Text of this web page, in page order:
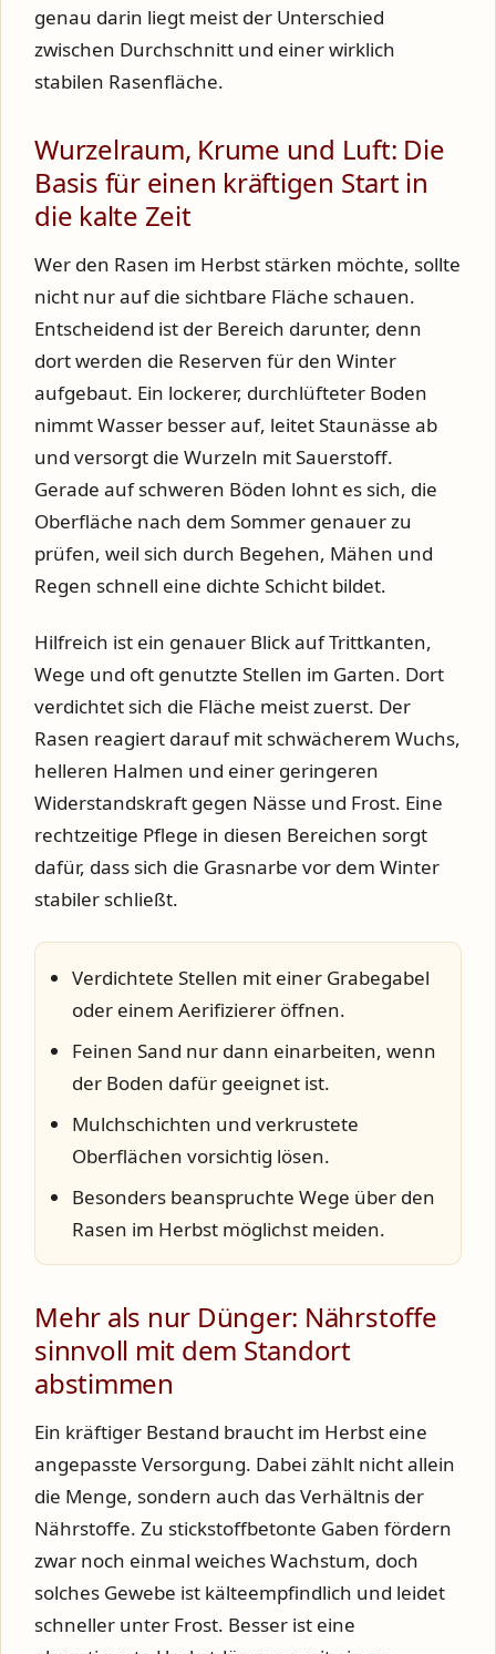
genau darin liegt meist der Unterschied
zwischen Durchschnitt und einer wirklich
stabilen Rasenfläche.
Wurzelraum, Krume und Luft: Die
Basis für einen kräftigen Start in
die kalte Zeit
Wer den Rasen im Herbst stärken möchte, sollte
nicht nur auf die sichtbare Fläche schauen.
Entscheidend ist der Bereich darunter, denn
dort werden die Reserven für den Winter
aufgebaut. Ein lockerer, durchlüfteter Boden
nimmt Wasser besser auf, leitet Staunässe ab
und versorgt die Wurzeln mit Sauerstoff.
Gerade auf schweren Böden lohnt es sich, die
Oberfläche nach dem Sommer genauer zu
prüfen, weil sich durch Begehen, Mähen und
Regen schnell eine dichte Schicht bildet.
Hilfreich ist ein genauer Blick auf Trittkanten,
Wege und oft genutzte Stellen im Garten. Dort
verdichtet sich die Fläche meist zuerst. Der
Rasen reagiert darauf mit schwächerem Wuchs,
helleren Halmen und einer geringeren
Widerstandskraft gegen Nässe und Frost. Eine
rechtzeitige Pflege in diesen Bereichen sorgt
dafür, dass sich die Grasnarbe vor dem Winter
stabiler schließt.
Verdichtete Stellen mit einer Grabegabel
oder einem Aerifizierer öffnen.
Feinen Sand nur dann einarbeiten, wenn
der Boden dafür geeignet ist.
Mulchschichten und verkrustete
Oberflächen vorsichtig lösen.
Besonders beanspruchte Wege über den
Rasen im Herbst möglichst meiden.
Mehr als nur Dünger: Nährstoffe
sinnvoll mit dem Standort
abstimmen
Ein kräftiger Bestand braucht im Herbst eine
angepasste Versorgung. Dabei zählt nicht allein
die Menge, sondern auch das Verhältnis der
Nährstoffe. Zu stickstoffbetonte Gaben fördern
zwar noch einmal weiches Wachstum, doch
solches Gewebe ist kälteempfindlich und leidet
schneller unter Frost. Besser ist eine